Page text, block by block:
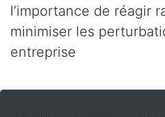
l’importance de réagir
minimiser les
entreprise